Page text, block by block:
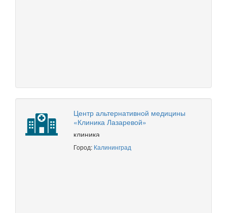
Центр альтернативной медицины
«Клиника Лазаревой»
клиника
Город: Калининград